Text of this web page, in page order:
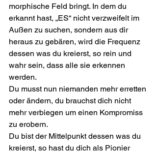
morphische Feld bringt. In dem du
erkannt hast, „ES“ nicht verzweifelt im
Außen zu suchen, sondern aus dir
heraus zu gebären, wird die Frequenz
dessen was du kreierst, so rein und
wahr sein, dass alle sie erkennen
werden.
Du musst nun niemanden mehr erretten
oder ändern, du brauchst dich nicht
mehr verbiegen um einen Kompromiss
zu erobern.
Du bist der Mittelpunkt dessen was du
kreierst, so hast du dich als Pionier